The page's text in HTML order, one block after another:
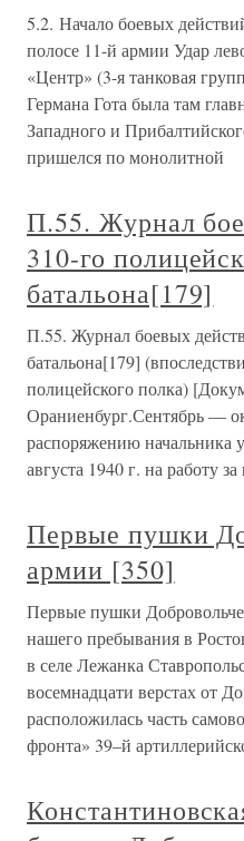
5.2. Начало боевых
полосе 11-й армии Удар
«Центр» (3-я танковая
Германа Гота была там
Западного и
пришелся по монолитной
П.55. Журнал
310-го
батальона[179]
П.55. Журнал боевых
батальона[179]
полицейского полка)
Ораниенбург.Сентябрь —
распоряжению начальника
августа 1940 г. на работу
Первые пушки
армии [350]
Первые пушки
нашего пребывания в
в селе Лежанка
восемнадцати верстах от
расположилась часть
фронта» 39–й